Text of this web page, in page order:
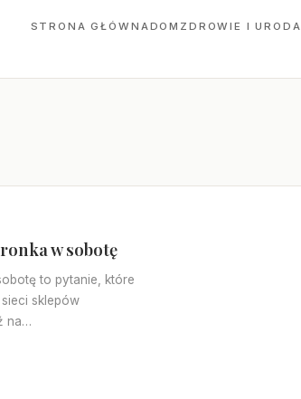
STRONA GŁÓWNADOM ZDROWIE I URODA
w sobotę
to pytanie, które
sklepów
na…